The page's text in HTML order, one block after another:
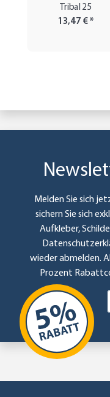
Tribal 25
13,47 €*
Melden Sie sich
sichern Sie sich
Aufkleber,
wieder abmelden.
Prozent